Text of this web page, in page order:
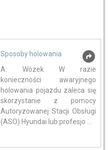
Sposoby holowania
A: Wózek W razie
konieczności awaryjnego
holowania pojazdu zaleca się
skorzystanie z pomocy
Autoryzowanej Stacji Obsługi
(ASO) Hyundai lub profesjo ...